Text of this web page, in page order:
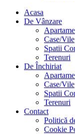
Acasa
De Vânzare
Case/Vile
Spatii
Terenuri
De Închiriat
Case/Vile
Spatii
Terenuri
Contact
Politică
Cookie